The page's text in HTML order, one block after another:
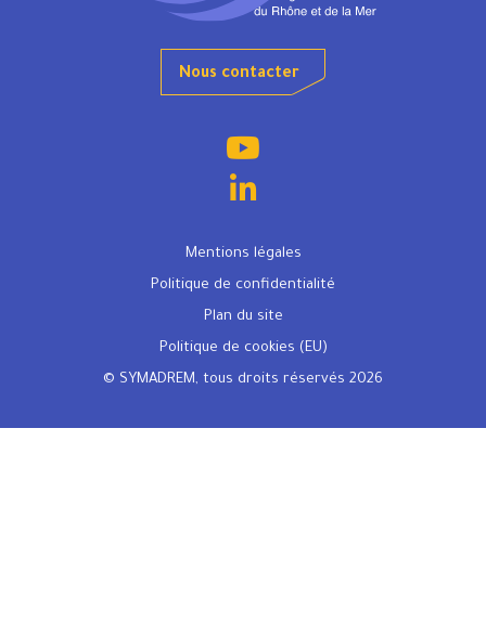
Nous contacter
Mentions légales
Politique de confidentialité
Plan du site
Politique de cookies (EU)
© SYMADREM, tous droits réservés 2026